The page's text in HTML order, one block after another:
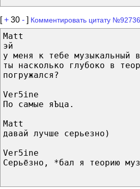
[+ 30 - ] Комментировать цитату №92736
Matt
эй
у меня к тебе музыкальный
ты насколько глубоко в
погружался?
Ver5ine
По самые яЪца.
Matt
давай лучше серьезно)
Ver5ine
Серьёзно, *бал я теорию